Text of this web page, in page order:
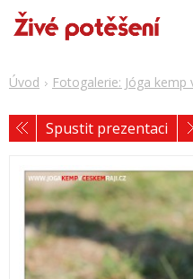
Úvod Fotogalerie: Jóga kemp
Spustit prezentaci